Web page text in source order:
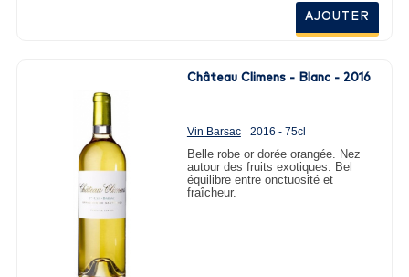
AJOUTER
Château Climens - Blanc - 2016
Vin Barsac 2016 - 75cl
Belle robe or dorée orangée. Nez
autour des fruits exotiques. Bel
équilibre entre onctuosité et
fraîcheur.